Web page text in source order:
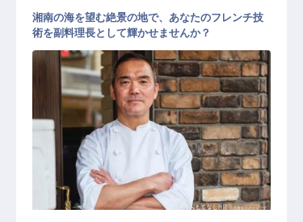
洋食調理／副料理長候補
湘南の海を望む絶景の地で、あなたのフレンチ技
術を副料理長として輝かせませんか？